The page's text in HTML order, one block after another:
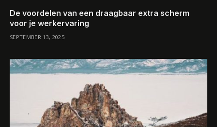
De voordelen van een draagbaar extra scherm
voor je werkervaring
SEPTEMBER 13, 2025